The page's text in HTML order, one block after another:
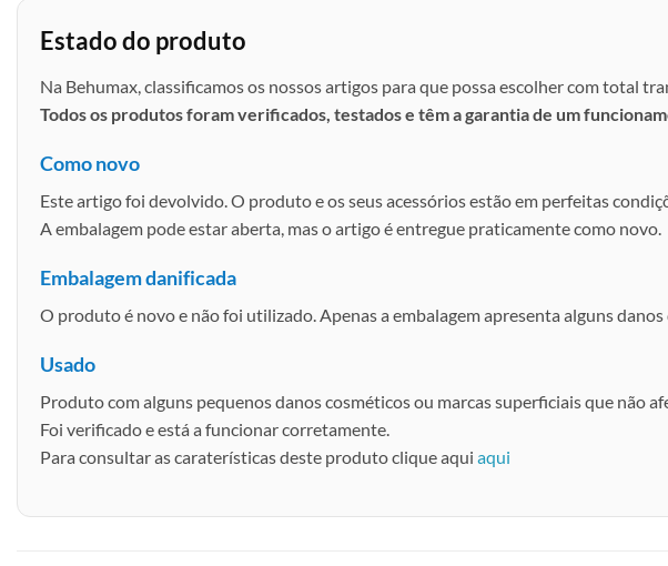
Estado do produto
Na Behumax, classificamos os nossos artigos para que possa escolher com total
Todos os produtos foram verificados, testados e têm a garantia de um
Como novo
Este artigo foi devolvido. O produto e os seus acessórios estão em perfeitas
A embalagem pode estar aberta, mas o artigo é entregue praticamente como novo.
Embalagem danificada
O produto é novo e não foi utilizado. Apenas a embalagem apresenta alguns
Usado
Produto com alguns pequenos danos cosméticos ou marcas superficiais que não
Foi verificado e está a funcionar corretamente.
Para consultar as caraterísticas deste produto clique aqui aqui